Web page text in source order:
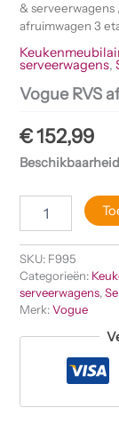
& serveerwagens
afruimwagen 3
serveerwagens,
Vogue RVS
€152,99
SKU: F995
Categorieën:
serveerwagens,
Merk:Vogue